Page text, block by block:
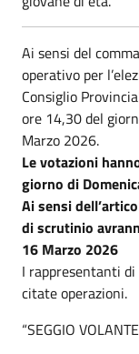
Ai sensi del
operativo per
Consiglio
ore 14,30 del
Marzo 2026.
Le votazioni
giorno di
Ai sensi
di scrutinio
16 Marzo 2026
I rappresentanti
citate operazioni.
“SEGGIO